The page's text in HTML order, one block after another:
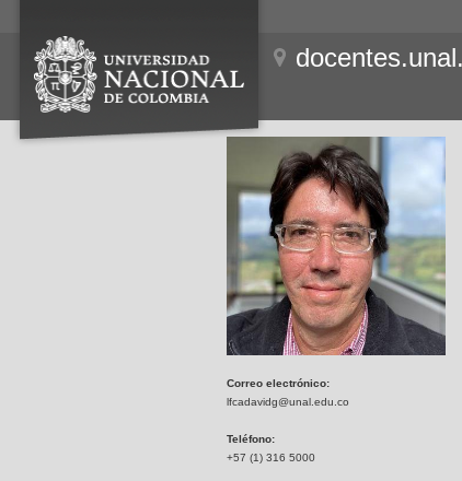
Correo electrónico:
lfcadavidg@unal.edu.co
Teléfono:
+57 (1) 316 5000